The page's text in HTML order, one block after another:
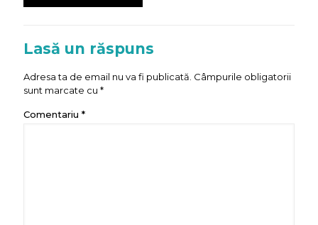
Lasă un răspuns
Adresa ta de email nu va fi publicată. Câmpurile obligatorii
sunt marcate cu *
Comentariu *